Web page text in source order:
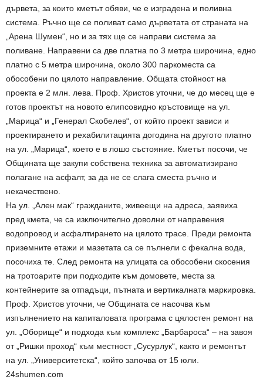
дървета, за които кметът обяви, че е изградена и поливна
система. Ръчно ще се поливат само дърветата от страната на
„Арена Шумен“, но и за тях ще се направи система за
поливане. Направени са две платна по 3 метра широчина, едно
платно с 5 метра широчина, около 300 паркоместа са
обособени по цялото направление. Общата стойност на
проекта е 2 млн. лева. Проф. Христов уточни, че до месец ще е
готов проектът на новото елипсовидно кръстовище на ул.
„Марица“ и „Генерал Скобелев“, от който проект зависи и
проектирането и рехабилитацията догодина на другото платно
на ул. „Марица“, което е в лошо състояние. Кметът посочи, че
Общината ще закупи собствена техника за автоматизирано
полагане на асфалт, за да не се слага сместа ръчно и
некачествено.
На ул. „Ален мак“ гражданите, живеещи на адреса, заявиха
пред кмета, че са изключително доволни от направения
водопровод и асфалтирането на цялото трасе. Преди ремонта
приземните етажи и мазетата са се пълнели с фекална вода,
посочиха те. След ремонта на улицата са обособени скосения
на тротоарите при подходите към домовете, места за
контейнерите за отпадъци, пътната и вертикалната маркировка.
Проф. Христов уточни, че Общината се насочва към
изпълнението на капиталовата програма с цялостен ремонт на
ул. „Оборище“ и подхода към комплекс „Барбароса“ – на завоя
от „Ришки проход“ към местност „Сусурлук“, както и ремонтът
на ул. „Университетска“, който започва от 15 юли.
24shumen.com